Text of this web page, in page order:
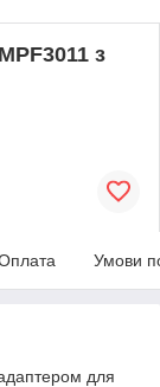
з
Умови
для